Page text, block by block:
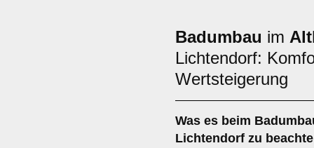
Badumbau im
Lichtendorf:
Wertsteigerung
Was es beim
Lichtendorf zu